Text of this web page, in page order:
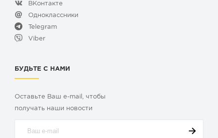
ВКонтакте
Одноклассники
Telegram
Viber
БУДЬТЕ С НАМИ
Оставьте Ваш e-mail, чтобы
получать наши новости